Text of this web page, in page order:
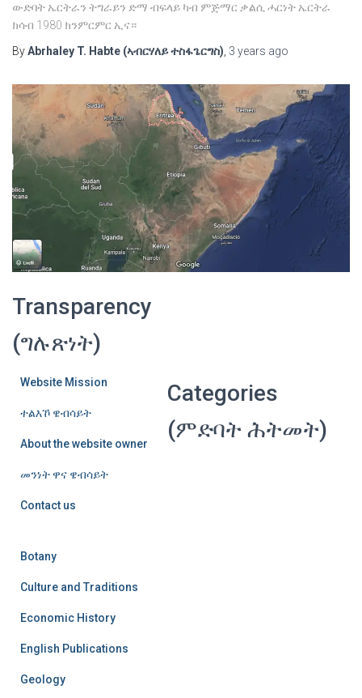
ውድባት ኤርትራን ትግራይን ድማ ብፍላይ ካብ ምጅማር ቃልሲ ሓርነት ኤርትራ
ክሳብ 1980 ክንምርምር ኢና።
ByAbrhaley T. Habte (ኣብርሃለይ ተስፋጌርግስ) 3 years ago
Transparency
(ግሉጽነት)
Website Mission
ተልእኾ ዌብሳይት
About the website owner
መንነት ዋና ዌብሳይት
Contact us
Categories
(ምድባት ሕትመት)
Botany
Culture and Traditions
Economic History
English Publications
Geology